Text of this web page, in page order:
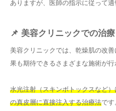
ありますが、医師の指示に従って適
📌 美容クリニックでの治療
美容クリニックでは、乾燥肌の改
果も期待できるさまざまな施術が行
水光注射（スキンボトックスなど
の真皮層に直接注入する治療法で